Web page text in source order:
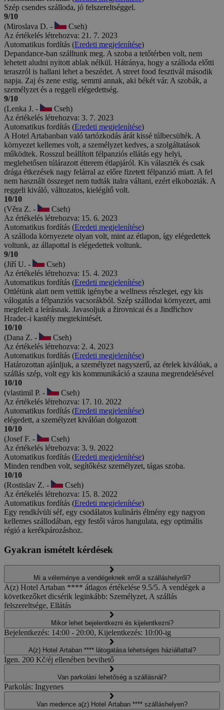
Szép csendes szálloda, jó felszereltséggel.
9/10
(Miroslava D. -
Cseh)
Az értékelés létrehozva: 21. 7. 2023
Automatikus fordítás (Eredeti megjelenítése)
Depandance-ban szálltunk meg. A szoba a tetőtérben volt, nem
lehetett aludni nyitott ablak nélkül. Hátránya, hogy a szálloda előtti
teraszról is hallani lehet a beszédet. A street food fesztivál második
napja. Zaj és zene estig, semmi annak, aki békét vár. A szobák, a
személyzet és a reggeli elégedettség.
9/10
(Lenka J. -
Cseh)
Az értékelés létrehozva: 3. 7. 2023
Automatikus fordítás (Eredeti megjelenítése)
A Hotel Artabanban való tartózkodás árát kissé túlbecsülték. A
környezet kellemes volt, a személyzet kedves, a szolgáltatások
működtek. Rosszul beállított félpanziós ellátás egy helyi,
meglehetősen túlárazott étterem étlapjáról. Kis választék és csak
drága étkezések nagy felárral az előre fizetett félpanzió miatt. A fel
nem használt összeget nem tudták italra váltani, ezért elkobozták. A
reggeli kiváló, változatos, kielégítő volt.
10/10
(Věra Z. -
Cseh)
Az értékelés létrehozva: 15. 6. 2023
Automatikus fordítás (Eredeti megjelenítése)
A szálloda környezete olyan volt, mint az étlapon, így elégedettek
voltunk, az állapottal is elégedettek voltunk.
9/10
(Jiří U. -
Cseh)
Az értékelés létrehozva: 15. 4. 2023
Automatikus fordítás (Eredeti megjelenítése)
Ottlétünk alatt nem vettük igénybe a wellness részleget, egy kis
válogatás a félpanziós vacsorákból. Szép szállodai környezet, ami
megfelelt a leírásnak. Javasoljuk a žirovnicai és a Jindřichov
Hradec-i kastély megtekintését.
10/10
(Dana Z. -
Cseh)
Az értékelés létrehozva: 2. 4. 2023
Automatikus fordítás (Eredeti megjelenítése)
Határozottan ajánljuk, a személyzet nagyszerű, az ételek kiválóak, a
szállás szép, volt egy kis kommunikáció a szauna megrendelésével
10/10
(vlastimil P. -
Cseh)
Az értékelés létrehozva: 17. 10. 2022
Automatikus fordítás (Eredeti megjelenítése)
elégedett, a személyzet kiválóan dolgozott
10/10
(Josef F. -
Cseh)
Az értékelés létrehozva: 3. 9. 2022
Automatikus fordítás (Eredeti megjelenítése)
Minden rendben volt, segítőkész személyzet, tágas szoba.
10/10
(Rostislav Z. -
Cseh)
Az értékelés létrehozva: 15. 8. 2022
Automatikus fordítás (Eredeti megjelenítése)
Egy rendkívüli séf, egy csodálatos kulináris élmény egy nagyon
kellemes szállodában, egy festői város hangulata, egy optimális
régió a kerékpározáshoz.
Gyakran ismételt kérdések
Mi a véleménye a vendégeknek erről a szálláshelyről?
A(z) Hotel Artaban **** átlagos értékelése 9.5/5. A vendégek a
következőket dicsérik leginkább: Személyzet, A szállás
felszereltsége, Ellátás
Mikor lehet bejelentkezni és kijelentkezni?
Bejelentkezés: 14:00 - 20:00, Kijelentkezés: 10:00-ig
A(z) Hotel Artaban **** látogatása lehetséges háziállattal?
Igen. 200 Kč/éj ellenében bevihető
Van parkolási lehetőség a szállásnál?
Parkolás: Ingyenes
Van medence a(z) Hotel Artaban **** szálláshelyen?